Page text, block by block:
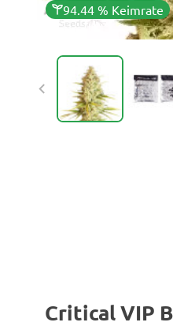
94.44 % Keimrate
Critical VIP